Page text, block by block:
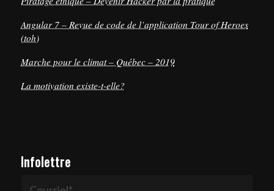
Angular 7 – Revue de code de l’application Tour of Heroes
(toh)
Marche pour le climat – Québec – 2019
La motivation existe-t-elle?
Infolettre